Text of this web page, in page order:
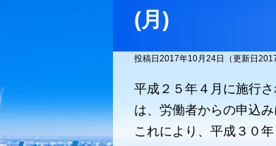
(月)
投稿日2017年10月24日 （更新日
平成２５年４月に施行
は、労働者からの申込
これにより、平成３０